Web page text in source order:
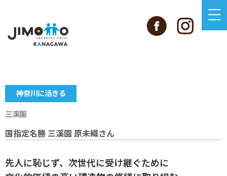
神奈川に活きる
三溪園
国指定名勝 三溪園 原未織さん
先人に恥じず、次世代に受け継ぐために